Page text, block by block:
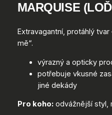
MARQUISE
Extravagantní, protáhlý
mě“.
výrazný a opticky
potřebuje vkusné
jiné dekády
Pro koho:odvážnější styl,